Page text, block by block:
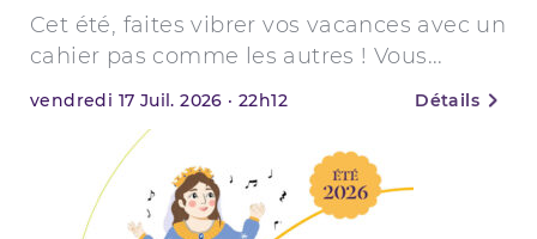
Cet été, faites vibrer vos vacances avec un
cahier pas comme les autres ! Vous...
vendredi 17 Juil. 2026 ·22h12 Détails